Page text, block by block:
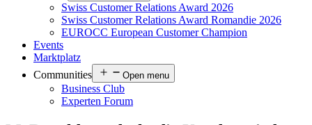
Swiss Customer Relations Award 2026
Swiss Customer Relations Award Romandie 2026
EUROCC European Customer Champion
Events
Marktplatz
Communities
Open menu
Business Club
Experten Forum